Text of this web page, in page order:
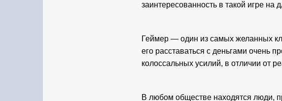
заинтересованность в такой игре на
Геймер — один из самых желанных
его расставаться с деньгами очень
колоссальных усилий, в отличии от
В любом обществе находятся люди,